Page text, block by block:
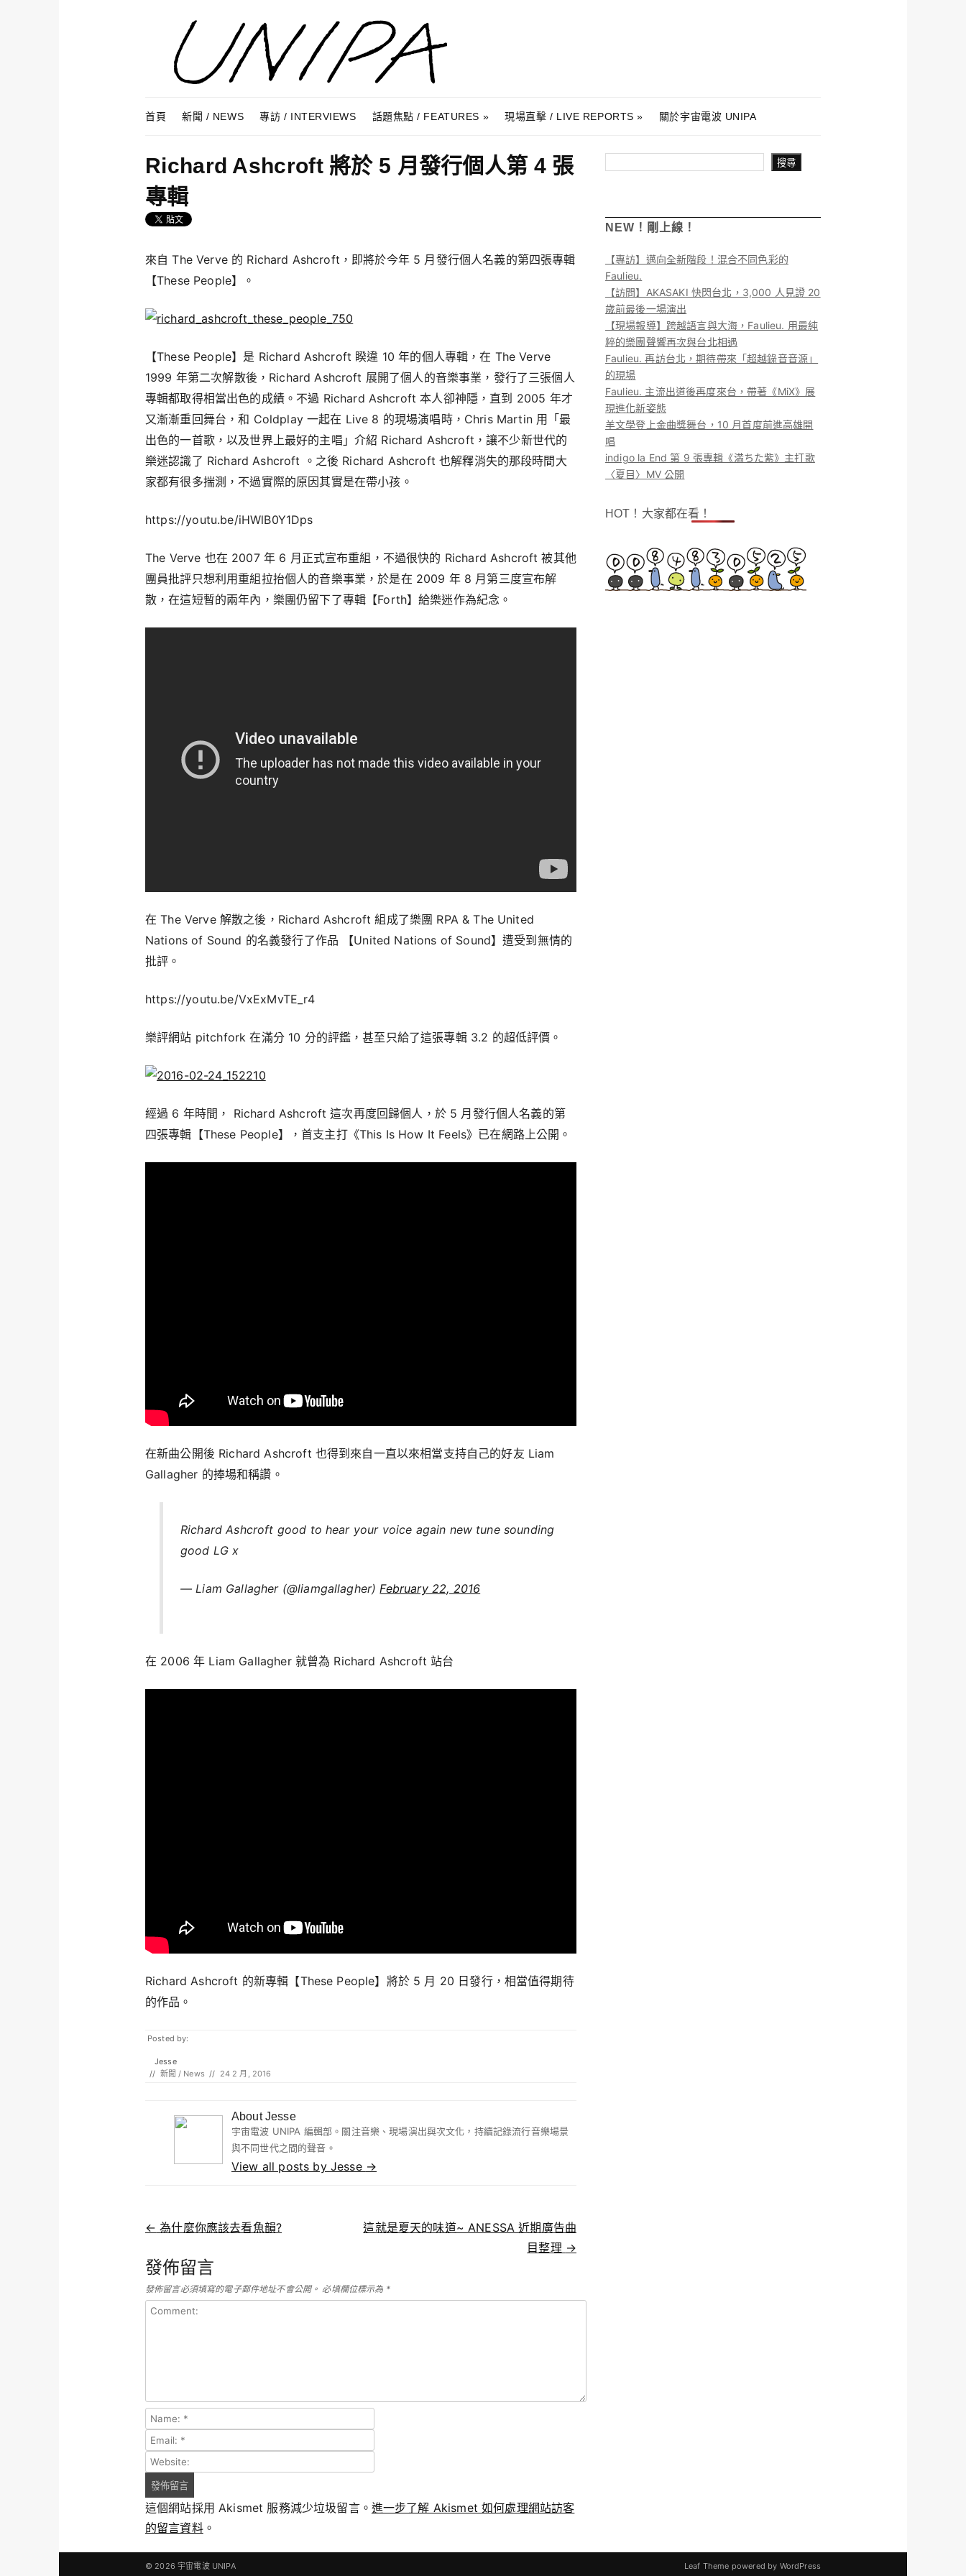
Menu
首頁
新聞 / NEWS 專訪 / INTERVIEWS 話題焦點 / FEATURES 現場直擊 / LIVE REPORTS 關於宇宙電波 UNIPA
Richard Ashcroft 將於 5 月發行個人第 4 張
專輯
來自 The Verve 的 Richard Ashcroft，即將於今年 5 月發行個人名義的第四張專輯
【These People】。
【These People】是 Richard Ashcroft 睽違 10 年的個人專輯，在 The Verve
1999 年第二次解散後，Richard Ashcroft 展開了個人的音樂事業，發行了三張個人
專輯都取得相當出色的成績。不過 Richard Ashcroft 本人卻神隱，直到 2005 年才
又漸漸重回舞台，和 Coldplay 一起在 Live 8 的現場演唱時，Chris Martin 用「最
出色的一首歌，以及世界上最好的主唱」介紹 Richard Ashcroft，讓不少新世代的
樂迷認識了 Richard Ashcroft 。之後 Richard Ashcroft 也解釋消失的那段時間大
家都有很多揣測，不過實際的原因其實是在帶小孩。
https://youtu.be/iHWlB0Y1Dps
The Verve 也在 2007 年 6 月正式宣布重組，不過很快的 Richard Ashcroft 被其他
團員批評只想利用重組拉抬個人的音樂事業，於是在 2009 年 8 月第三度宣布解
散，在這短暫的兩年內，樂團仍留下了專輯【Forth】給樂迷作為紀念。
在 The Verve 解散之後，Richard Ashcroft 組成了樂團 RPA & The United
Nations of Sound 的名義發行了作品 【United Nations of Sound】遭受到無情的
批評。
https://youtu.be/VxExMvTE_r4
樂評網站 pitchfork 在滿分 10 分的評鑑，甚至只給了這張專輯 3.2 的超低評價。
經過 6 年時間， Richard Ashcroft 這次再度回歸個人，於 5 月發行個人名義的第
四張專輯【These People】，首支主打《This Is How It Feels》已在網路上公開。
在新曲公開後 Richard Ashcroft 也得到來自一直以來相當支持自己的好友 Liam
Gallagher 的捧場和稱讚。
Richard Ashcroft good to hear your voice again new tune sounding
good LG x
— Liam Gallagher (@liamgallagher)February 22, 2016
在 2006 年 Liam Gallagher 就曾為 Richard Ashcroft 站台
Richard Ashcroft 的新專輯【These People】將於 5 月 20 日發行，相當值得期待
的作品。
Posted by:
Jesse
// 新聞 / News // 24 2 月, 2016
About Jesse
宇宙電波 UNIPA 編輯部。關注音樂、現場演出與次文化，持續記錄流行音樂場景
與不同世代之間的聲音。
View all posts by Jesse →
Post navigation
← 為什麼你應該去看魚韻?
這就是夏天的味道~ ANESSA 近期廣告曲
目整理 →
發佈留言
發佈留言必須填寫的電子郵件地址不會公開。 必填欄位標示為 *
這個網站採用 Akismet 服務減少垃圾留言。 進一步了解 Akismet 如何處理網站訪客
的留言資料。
搜尋
NEW！剛上線！
【專訪】邁向全新階段！混合不同色彩的
Faulieu.
【訪問】AKASAKI 快閃台北，3,000 人見證 20
歲前最後一場演出
【現場報導】跨越語言與大海，Faulieu. 用最純
粹的樂團聲響再次與台北相遇
Faulieu. 再訪台北，期待帶來「超越錄音音源」
的現場
Faulieu. 主流出道後再度來台，帶著《MiX》展
現進化新姿態
羊文學登上金曲獎舞台，10 月首度前進高雄開
唱
indigo la End 第 9 張專輯《満ちた紫》主打歌
〈夏目〉MV 公開
HOT！大家都在看！
© 2026宇宙電波 UNIPA Leaf Theme powered by WordPress